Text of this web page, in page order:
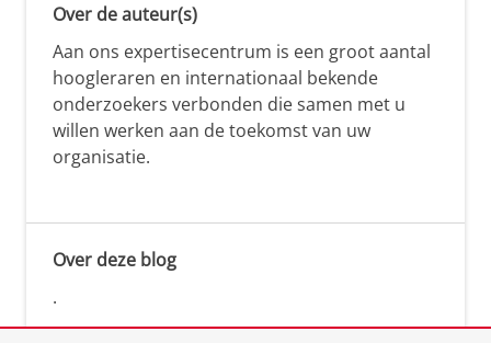
Over de auteur(s)
Aan ons expertisecentrum is een groot aantal
hoogleraren en internationaal bekende
onderzoekers verbonden die samen met u
willen werken aan de toekomst van uw
organisatie.
Over deze blog
.